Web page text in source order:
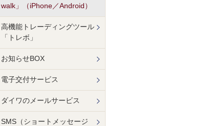
walk」（iPhone／Android）
高機能トレーディングツール
「トレボ」
お知らせBOX
電子交付サービス
ダイワのメールサービス
SMS（ショートメッセージ